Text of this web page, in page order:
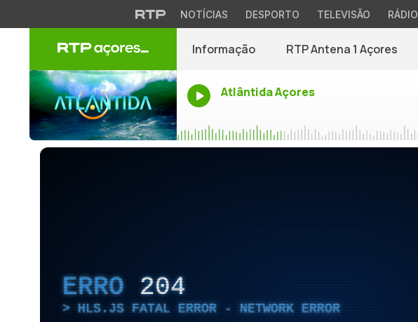
NOTÍCIAS DESPORTO TELEVISÃO RÁDIO
Informação RTP Antena 1 Açores
Atlântida Açores
ERRO 204
HLS.JS FATAL ERROR - NETWORK ERROR